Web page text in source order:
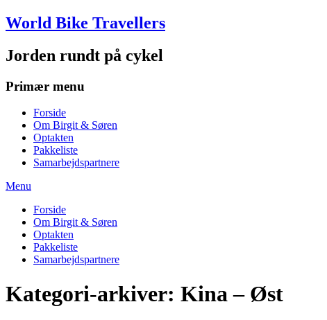
Skip
to
World Bike Travellers
Jorden rundt på cykel
Primær menu
Forside
Om Birgit & Søren
Optakten
Pakkeliste
Samarbejdspartnere
Menu
Forside
Om Birgit & Søren
Optakten
Pakkeliste
Samarbejdspartnere
Kategori-arkiver: Kina – Øst